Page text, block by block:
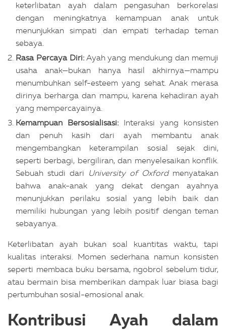
keterlibatan ayah dalam pengasuhan berkorelasi
dengan meningkatnya kemampuan anak untuk
menunjukkan simpati dan empati terhadap teman
sebaya.
Rasa Percaya Diri:Ayah yang mendukung dan memuji
usaha anak—bukan hanya hasil akhirnya—mampu
menumbuhkan self-esteem yang sehat. Anak merasa
dirinya berharga dan mampu, karena kehadiran ayah
yang mempercayainya.
Kemampuan Bersosialisasi: Interaksi yang konsisten
dan penuh kasih dari ayah membantu anak
mengembangkan keterampilan sosial sejak dini,
seperti berbagi, bergiliran, dan menyelesaikan konflik.
Sebuah studi dari University of Oxfordmenyatakan
bahwa anak-anak yang dekat dengan ayahnya
menunjukkan perilaku sosial yang lebih baik dan
memiliki hubungan yang lebih positif dengan teman
sebayanya.
Keterlibatan ayah bukan soal kuantitas waktu, tapi
kualitas interaksi. Momen sederhana namun konsisten
seperti membaca buku bersama, ngobrol sebelum tidur,
atau bermain bisa memberikan dampak luar biasa bagi
pertumbuhan sosial-emosional anak.
Kontribusi Ayah dalam